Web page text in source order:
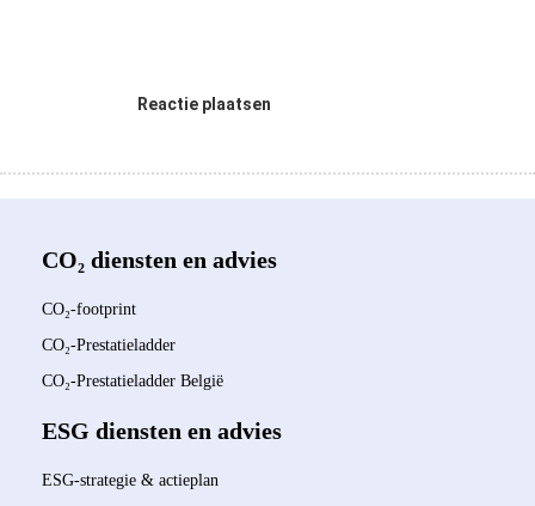
Reactie plaatsen
CO₂ diensten en advies
CO₂-footprint
CO₂-Prestatieladder
CO₂-Prestatieladder België
ESG diensten en advies
ESG-strategie & actieplan